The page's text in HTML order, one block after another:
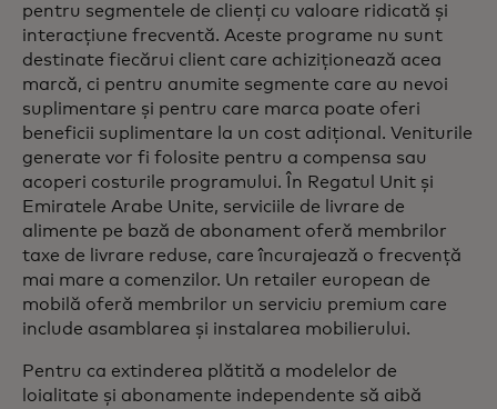
pentru segmentele de clienți cu valoare ridicată și
interacțiune frecventă. Aceste programe nu sunt
destinate fiecărui client care achiziționează acea
marcă, ci pentru anumite segmente care au nevoi
suplimentare și pentru care marca poate oferi
beneficii suplimentare la un cost adițional. Veniturile
generate vor fi folosite pentru a compensa sau
acoperi costurile programului. În Regatul Unit și
Emiratele Arabe Unite, serviciile de livrare de
alimente pe bază de abonament oferă membrilor
taxe de livrare reduse, care încurajează o frecvență
mai mare a comenzilor. Un retailer european de
mobilă oferă membrilor un serviciu premium care
include asamblarea și instalarea mobilierului.
Pentru ca extinderea plătită a modelelor de
loialitate și abonamente independente să aibă